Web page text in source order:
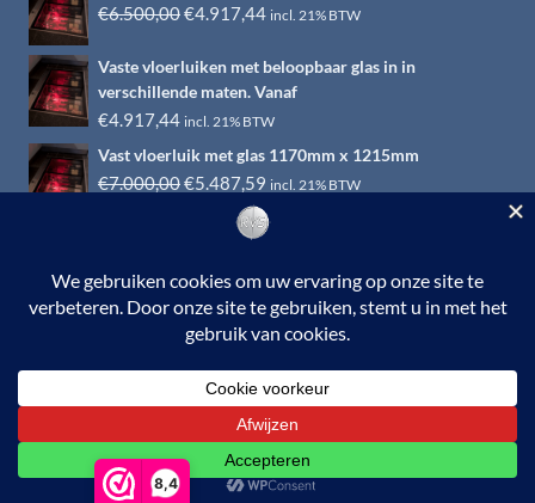
8,4
€6.500,00Oorspronkelijke
was:
€6.500,00.
€4.917,44Huidige
is:
€4.917,44.
incl. 21% BTW
Vaste vloerluiken met beloopbaar glas in in
verschillende maten. Vanaf
€4.917,44 incl. 21% BTW
Vast vloerluik met glas 1170mm x 1215mm
€7.000,00Oorspronkelijke
€5.487,59 Huidige
prijs
is:
incl. 21% BTW
© 2026 RVS-woonwinkel.nl is een onderdeel van HTI-RVS |
BTW nr. NL002145483B31 | KvKnr. 09088773 | NL95
RABO 010.12.95.251 | Web ontwerp:EYE-
GRAPHICSOtterlo.